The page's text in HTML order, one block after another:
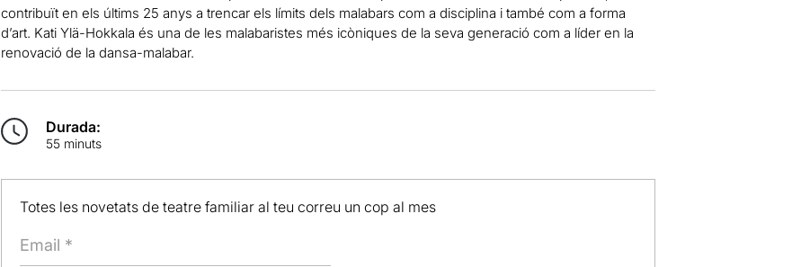
contribuït en els últims 25 anys a trencar els límits dels malabars com a disciplina i també com a forma
d’art. Kati Ylä-Hokkala és una de les malabaristes més icòniques de la seva generació com a líder en la
renovació de la dansa-malabar.
Durada:
55 minuts
Totes les novetats de teatre familiar al teu correu un cop al mes